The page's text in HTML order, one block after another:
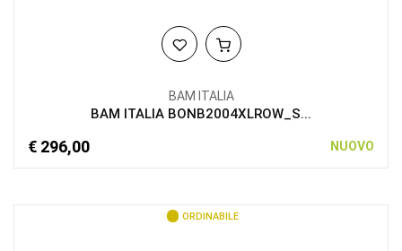
BAM ITALIA
BAM ITALIA BONB2004XLROW_S...
€ 296,00 NUOVO
ORDINABILE